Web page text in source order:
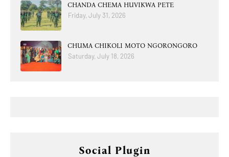
CHANDA CHEMA HUVIKWA PETE
Friday, July 31, 2026
CHUMA CHIKOLI MOTO NGORONGORO
Saturday, July 18, 2026
Social Plugin